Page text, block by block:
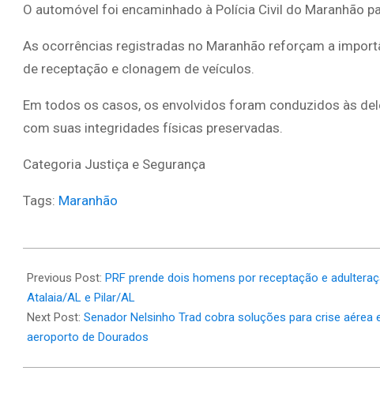
O automóvel foi encaminhado à Polícia Civil do Maranhão
As ocorrências registradas no Maranhão reforçam a
de receptação e clonagem de veículos.
Em todos os casos, os envolvidos foram conduzidos às
com suas integridades físicas preservadas.
Categoria Justiça e Segurança
Tags: Maranhão
03-
11
Previous Post: PRF prende dois homens por receptação e
Atalaia/AL e Pilar/AL
Next Post: Senador Nelsinho Trad cobra soluções para crise
aeroporto de Dourados